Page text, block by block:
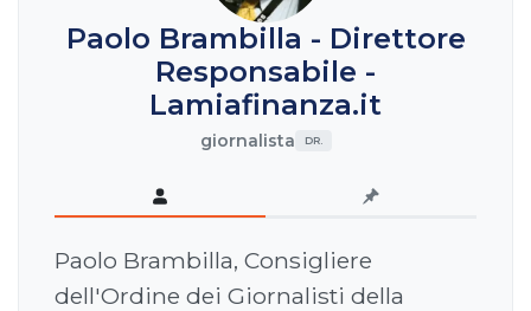
Paolo Brambilla - Direttore
Responsabile -
Lamiafinanza.it
giornalista DR.
Paolo Brambilla, Consigliere
dell'Ordine dei Giornalisti della